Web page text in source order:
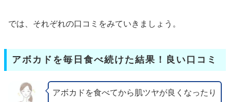
では、それぞれの口コミをみていきましょう。
アボカドを毎日食べ続けた結果！良い口コミ
アボカドを食べてから肌ツヤが良くなったり